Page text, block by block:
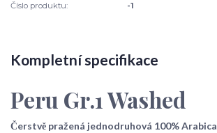
Číslo produktu: -1
Kompletní specifikace
Peru Gr.1 Washed
Čerstvě pražená jednodruhová 100% Arabica